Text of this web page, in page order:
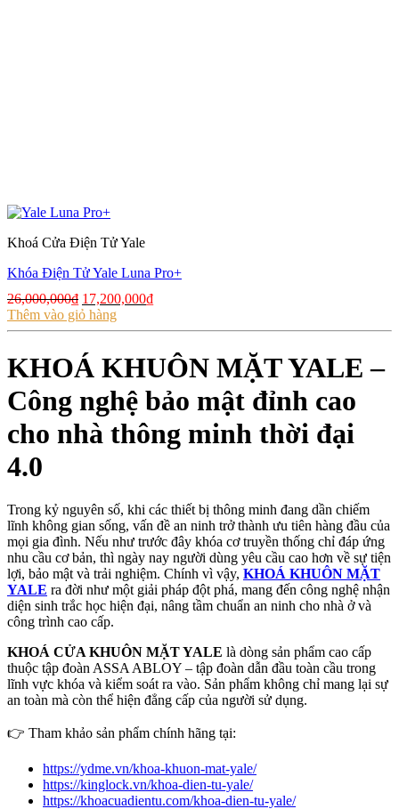
Khoá Cửa Điện Tử Yale
Khóa Điện Tử Yale Luna Pro+
26,000,000₫ Giá
gốc
là:
17,200,000₫Giá
tại
17,200,000₫.
Thêm vào giỏ hàng
KHOÁ KHUÔN MẶT YALE –
Công nghệ bảo mật đỉnh cao
cho nhà thông minh thời đại
4.0
Trong kỷ nguyên số, khi các thiết bị thông minh đang dần chiếm
lĩnh không gian sống, vấn đề an ninh trở thành ưu tiên hàng đầu của
mọi gia đình. Nếu như trước đây khóa cơ truyền thống chỉ đáp ứng
nhu cầu cơ bản, thì ngày nay người dùng yêu cầu cao hơn về sự tiện
lợi, bảo mật và trải nghiệm. Chính vì vậy, KHOÁ KHUÔN MẶT
YALE ra đời như một giải pháp đột phá, mang đến công nghệ nhận
diện sinh trắc học hiện đại, nâng tầm chuẩn an ninh cho nhà ở và
công trình cao cấp.
KHOÁ CỬA KHUÔN MẶT YALE là dòng sản phẩm cao cấp
thuộc tập đoàn ASSA ABLOY – tập đoàn dẫn đầu toàn cầu trong
lĩnh vực khóa và kiểm soát ra vào. Sản phẩm không chỉ mang lại sự
an toàn mà còn thể hiện đẳng cấp của người sử dụng.
👉 Tham khảo sản phẩm chính hãng tại:
https://ydme.vn/khoa-khuon-mat-yale/
https://kinglock.vn/khoa-dien-tu-yale/
https://khoacuadientu.com/khoa-dien-tu-yale/